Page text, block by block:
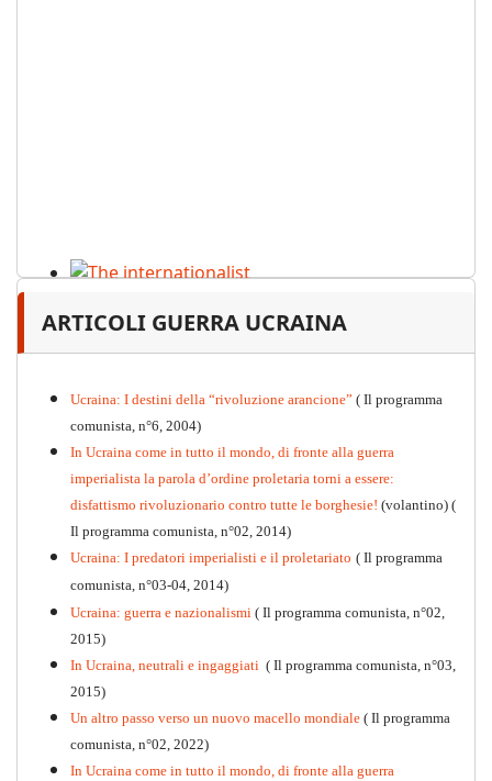
PDF n.12, 2026
Kommunistisches Programm
PDF n°10 - 2026
ARTICOLI GUERRA UCRAINA
Ucraina: I destini della “rivoluzione arancione” ( Il programma
comunista, n°6, 2004)
In Ucraina come in tutto il mondo, di fronte alla guerra
imperialista la parola d’ordine proletaria torni a essere:
disfattismo rivoluzionario contro tutte le borghesie! (volantino) (
Il programma comunista, n°02, 2014)
Ucraina: I predatori imperialisti e il proletariato ( Il programma
comunista, n°03-04, 2014)
Ucraina: guerra e nazionalismi ( Il programma comunista, n°02,
2015)
In Ucraina, neutrali e ingaggiati ( Il programma comunista, n°03,
2015)
Un altro passo verso un nuovo macello mondiale ( Il programma
comunista, n°02, 2022)
In Ucraina come in tutto il mondo, di fronte alla guerra